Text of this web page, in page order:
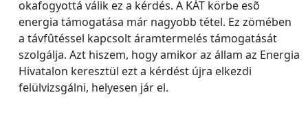
okafogyottá válik ez a kérdés. A KÁT körbe esõ
energia támogatása már nagyobb tétel. Ez zömében
a távfûtéssel kapcsolt áramtermelés támogatását
szolgálja. Azt hiszem, hogy amikor az állam az Energia
Hivatalon keresztül ezt a kérdést újra elkezdi
felülvizsgálni, helyesen jár el.